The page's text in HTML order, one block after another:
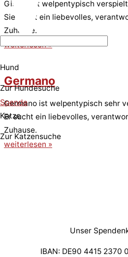
Hund
Zur Hundesuche
Spende
Katze
Zur Katzensuche
Gisella ist welpentypisch
Sie sucht ein liebevolles,
Zuhause.
weiterlesen »
Germano
Germano ist welpentypisch sehr
Er sucht ein liebevolles,
Zuhause.
weiterlesen »
Unser
IBAN: DE90 4415 2370